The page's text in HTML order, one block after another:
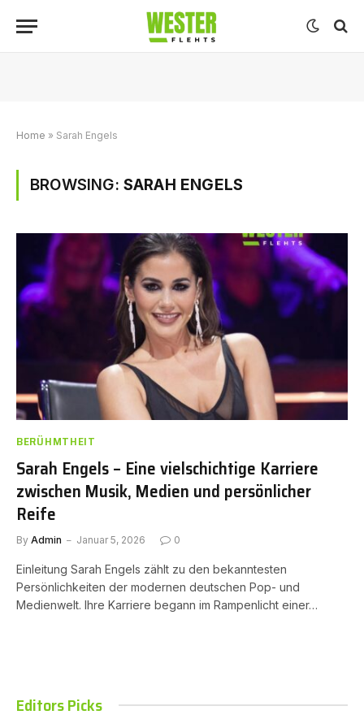
Home » Sarah Engels
BROWSING: SARAH ENGELS
BERÜHMTHEIT
Sarah Engels – Eine vielschichtige Karriere
zwischen Musik, Medien und persönlicher
Reife
By Admin Januar 5, 2026 0
Einleitung Sarah Engels zählt zu den bekanntesten
Persönlichkeiten der modernen deutschen Pop- und
Medienwelt. Ihre Karriere begann im Rampenlicht einer…
Editors Picks